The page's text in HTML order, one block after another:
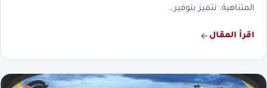
المتناهية. نتميز بتوفير…
اقرأ المقال